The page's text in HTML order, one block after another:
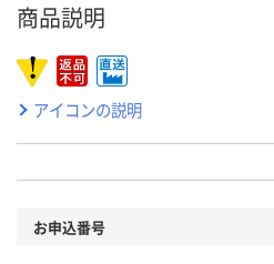
商品説明
アイコンの説明
お申込番号